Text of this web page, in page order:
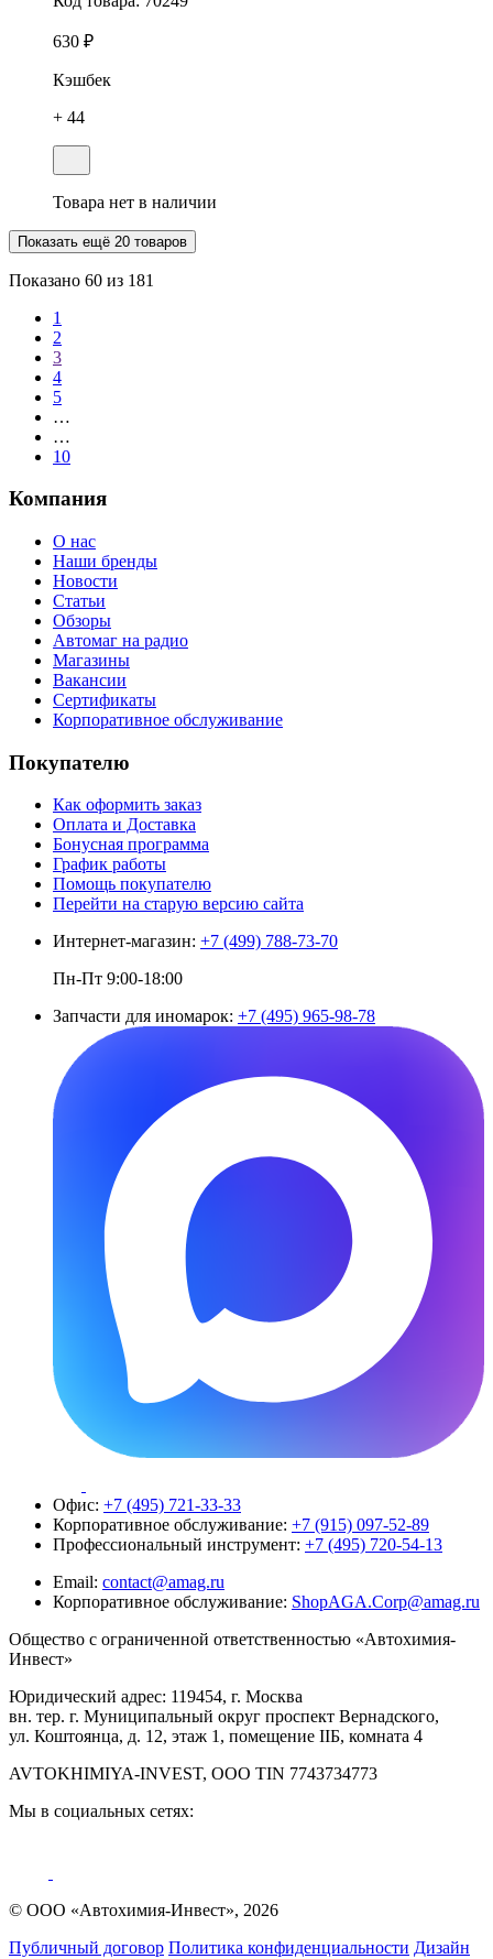
630 ₽
Кэшбек
+ 44
Товара нет в наличии
Показать ещё 20 товаров
Показано 60 из 181
1
2
3
4
5
…
…
10
Компания
О нас
Наши бренды
Новости
Статьи
Обзоры
Автомаг на радио
Магазины
Вакансии
Сертификаты
Корпоративное обслуживание
Покупателю
Как оформить заказ
Оплата и Доставка
Бонусная программа
График работы
Помощь покупателю
Перейти на старую версию сайта
Интернет-магазин: +7 (499) 788-73-70
Пн-Пт 9:00-18:00
Запчасти для иномарок: +7 (495) 965-98-78
Офис: +7 (495) 721-33-33
Корпоративное обслуживание: +7 (915) 097-52-89
Профессиональный инструмент: +7 (495) 720-54-13
Email: contact@amag.ru
Корпоративное обслуживание: ShopAGA.Corp@amag.ru
Общество с ограниченной ответственностью «Автохимия-
Инвест»
Юридический адрес: 119454, г. Москва
вн. тер. г. Муниципальный округ проспект Вернадского,
ул. Коштоянца, д. 12, этаж 1, помещение IIБ, комната 4
AVTOKHIMIYA-INVEST, OOO TIN 7743734773
Мы в социальных сетях:
© ООО «Автохимия-Инвест», 2026
Публичный договор Политика конфиденциальности Дизайн